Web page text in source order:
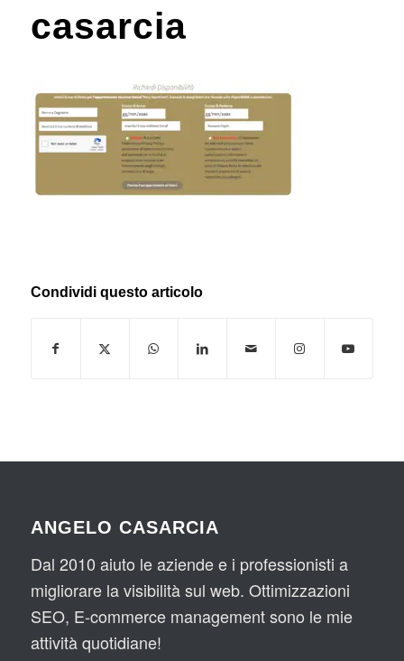
casarcia
Condividi questo articolo
ANGELO CASARCIA
Dal 2010 aiuto le aziende e i professionisti a
migliorare la visibilità sul web. Ottimizzazioni
SEO, E-commerce management sono le mie
attività quotidiane!